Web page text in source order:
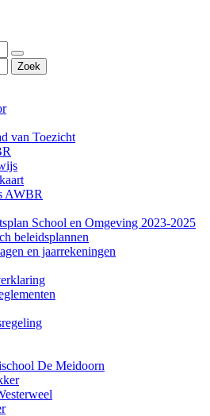
Zoek
van Toezicht
AWBR
School en Omgeving 2023-2025
beleidsplannen
en jaarrekeningen
De Meidoorn